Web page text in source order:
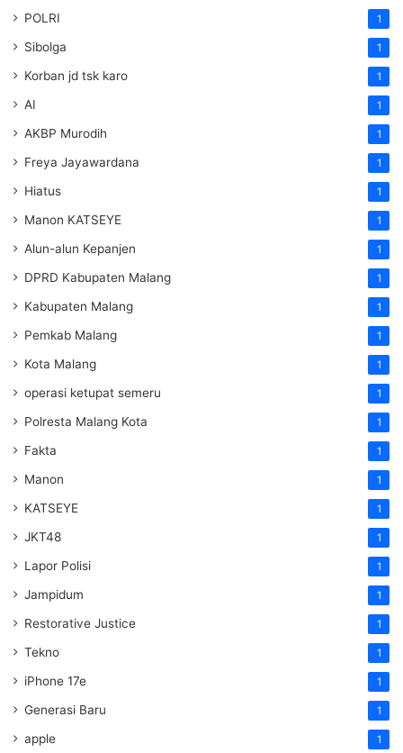
POLRI 1
Sibolga 1
Korban jd tsk karo 1
AI 1
AKBP Murodih 1
Freya Jayawardana 1
Hiatus 1
Manon KATSEYE 1
Alun-alun Kepanjen 1
DPRD Kabupaten Malang 1
Kabupaten Malang 1
Pemkab Malang 1
Kota Malang 1
operasi ketupat semeru 1
Polresta Malang Kota 1
Fakta 1
Manon 1
KATSEYE 1
JKT48 1
Lapor Polisi 1
Jampidum 1
Restorative Justice 1
Tekno 1
iPhone 17e 1
Generasi Baru 1
apple 1